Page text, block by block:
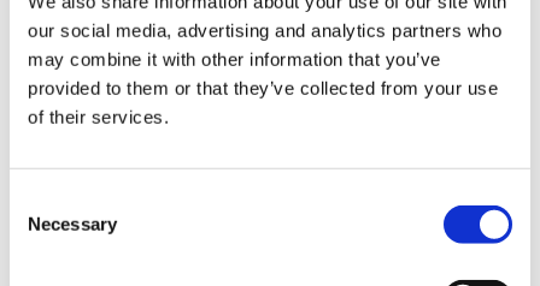
our social media, advertising and analytics partners who
may combine it with other information that you’ve
provided to them or that they’ve collected from your use
of their services.
Selection
Necessary
rechazados
Decida qué acciones quiere llevar a cabo
Reenvíe sus leads a un flujo automatizado